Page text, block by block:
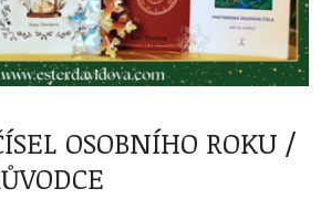
OSOBNÍHO ROKU /